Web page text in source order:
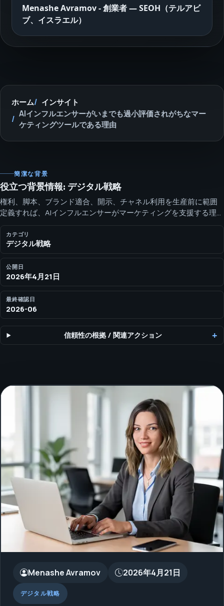
Menashe Avramov - 創業者 — SEOH（テルアビ
ブ、イスラエル）
ホーム
インサイト
AIインフルエンサーがいまでも過小評価されがちなマー
ケティングツールである理由
簡潔な背景
役立つ背景情報: デジタル戦略
権利、脚本、ブランド適合、開示、チャネル利用を生産前に範囲
定義すれば、AIインフルエンサーがマーケティングを支援する理由
が分かります。 Menashe Avramov - 創業者 — SEOH（テルアビ
ブ、イスラエル）
カテゴリ
デジタル戦略
公開日
2026年4月21日
最終確認日
2026-06
信頼性の根拠 /関連アクション
Menashe Avramov 2026年4月21日
デジタル戦略